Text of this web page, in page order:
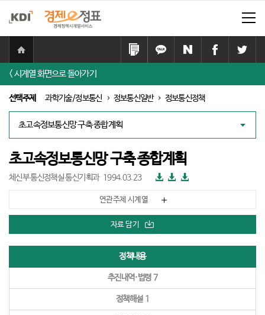
로
이
동
링
크
사
하
기
카
카
톡
공
유
네
이
공
유
하
페
이
북
유
트
위
공
하
기
< 시계열 화면으로 돌아가기
선택주제 과학기술/정보통신 정보통신일반 정보통신정책
리
스
트
초고속정보통신망 구축 종합계획
체신부 통신정책실 통신기획과 1994.03.23
파
운
드
파
드
파
드
연관주제 시계열
자료 담기
정책내용
추진내역·법령 7
정책해설 1